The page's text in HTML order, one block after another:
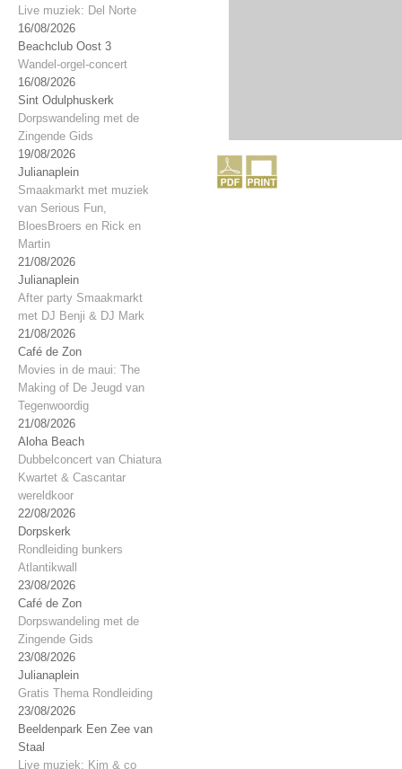
Live muziek: Del Norte
16/08/2026
Beachclub Oost 3
Wandel-orgel-concert
16/08/2026
Sint Odulphuskerk
Dorpswandeling met de
Zingende Gids
19/08/2026
Julianaplein
Smaakmarkt met muziek
van Serious Fun,
BloesBroers en Rick en
Martin
21/08/2026
Julianaplein
After party Smaakmarkt
met DJ Benji & DJ Mark
21/08/2026
Café de Zon
Movies in de maui: The
Making of De Jeugd van
Tegenwoordig
21/08/2026
Aloha Beach
Dubbelconcert van Chiatura
Kwartet & Cascantar
wereldkoor
22/08/2026
Dorpskerk
Rondleiding bunkers
Atlantikwall
23/08/2026
Café de Zon
Dorpswandeling met de
Zingende Gids
23/08/2026
Julianaplein
Gratis Thema Rondleiding
23/08/2026
Beeldenpark Een Zee van
Staal
Live muziek: Kim & co